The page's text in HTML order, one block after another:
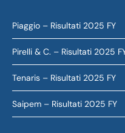
Piaggio – Risultati 2025 FY
Pirelli & C. – Risultati 2025
Tenaris – Risultati 2025 FY
Saipem – Risultati 2025 FY